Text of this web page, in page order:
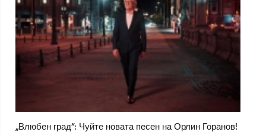
„Влюбен град“: Чуйте новата песен на Орлин Горанов!